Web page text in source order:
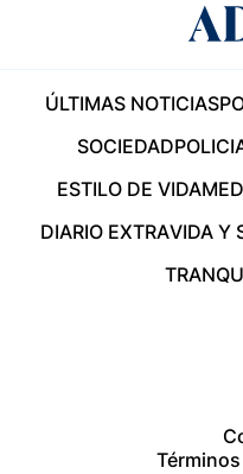
ÚLTIMAS NOTICIAS
SOCIEDAD
ESTILO DE VIDA
DIARIO EXTRAVIDA Y